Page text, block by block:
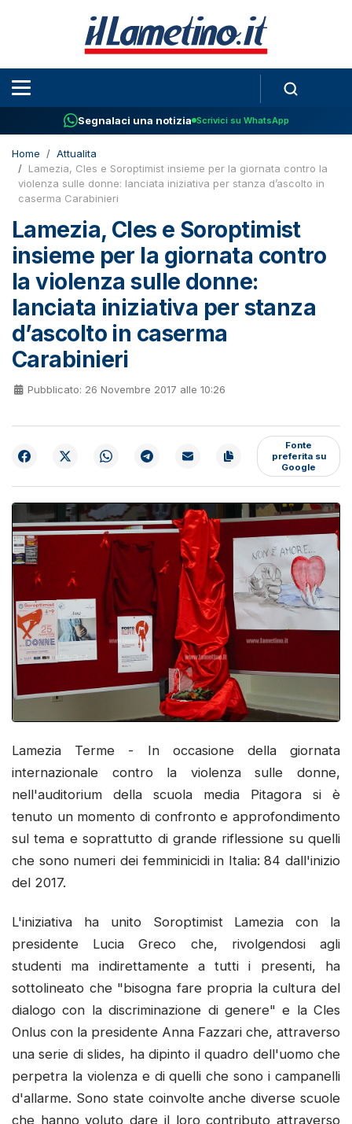
Segnalaci una notizia Scrivici su WhatsApp
Home
Attualita
Lamezia, Cles e Soroptimist insieme per la giornata contro la
violenza sulle donne: lanciata iniziativa per stanza d’ascolto in
caserma Carabinieri
Lamezia, Cles e Soroptimist
insieme per la giornata contro
la violenza sulle donne:
lanciata iniziativa per stanza
d’ascolto in caserma
Carabinieri
Pubblicato: 26 Novembre 2017 alle 10:26
Fonte
preferita su
Google
Lamezia Terme - In occasione della giornata
internazionale contro la violenza sulle donne,
nell'auditorium della scuola media Pitagora si è
tenuto un momento di confronto e approfondimento
sul tema e soprattutto di grande riflessione su quelli
che sono numeri dei femminicidi in Italia: 84 dall'inizio
del 2017.
L'iniziativa ha unito Soroptimist Lamezia con la
presidente Lucia Greco che, rivolgendosi agli
studenti ma indirettamente a tutti i presenti, ha
sottolineato che "bisogna fare propria la cultura del
dialogo con la discriminazione di genere" e la Cles
Onlus con la presidente Anna Fazzari che, attraverso
una serie di slides, ha dipinto il quadro dell'uomo che
perpetra la violenza e di quelli che sono i campanelli
d'allarme. Sono state coinvolte anche diverse scuole
che hanno voluto dare il loro contributo attraverso